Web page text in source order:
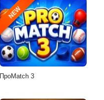
NEW
ПроMatch 3